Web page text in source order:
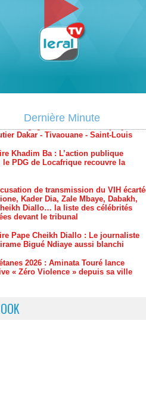
Dernière Minute
des engagements relatifs au projet
Khadim Ba : L’action publique
le PDG de Locafrique recouvre la
de transmission du VIH écartée
Kader Dia, Zale Mbaye, Dabakh,
devant le tribunal
Pape Cheikh Diallo : Le journaliste
Bigué Ndiaye aussi blanchi
2026 : Aminata Touré lance
« Zéro Violence » depuis sa ville
: la gendarmerie intensifie la
l’orpaillage clandestin, un